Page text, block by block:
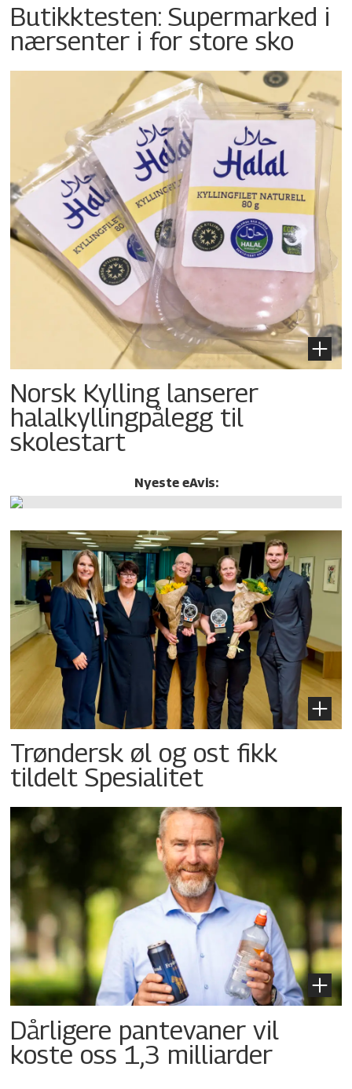
Butikktesten: Supermarked i
nærsenter i for store sko
Norsk Kylling lanserer
halalkylling­pålegg til
skolestart
Nyeste eAvis:
Trøndersk øl og ost fikk
tildelt Spesialitet
Dårligere pantevaner vil
koste oss 1,3 milliarder